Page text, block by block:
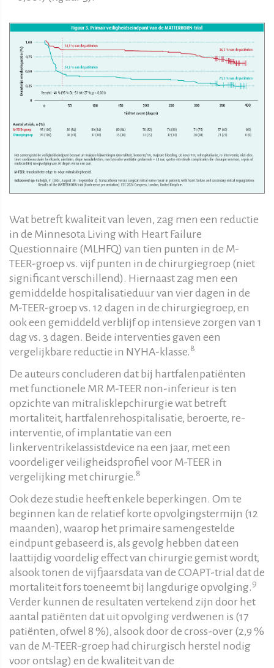
Wat betreft kwaliteit van leven, zag men een reductie
in de Minnesota Living with Heart Failure
Questionnaire (MLHFQ) van tien punten in de M-
TEER-groep vs. vijf punten in de chirurgiegroep (niet
significant verschillend). Hiernaast zag men een
gemiddelde hospitalisatieduur van vier dagen in de
M-TEER-groep vs. 12 dagen in de chirurgiegroep, en
ook een gemiddeld verblijf op intensieve zorgen van 1
dag vs. 3 dagen. Beide interventies gaven een
vergelijkbare reductie in NYHA-klasse. 8
De auteurs concluderen dat bij hartfalenpatiënten
met functionele MR M-TEER non-inferieur is ten
opzichte van mitralisklepchirurgie wat betreft
mortaliteit, hartfalenrehospitalisatie, beroerte, re-
interventie, of implantatie van een
linkerventrikelassistdevice na een jaar, met een
voordeliger veiligheidsprofiel voor M-TEER in
vergelijking met chirurgie. 8
Ook deze studie heeft enkele beperkingen. Om te
beginnen kan de relatief korte opvolgingstermijn (12
maanden), waarop het primaire samengestelde
eindpunt gebaseerd is, als gevolg hebben dat een
laattijdig voordelig effect van chirurgie gemist wordt,
alsook tonen de vijfjaarsdata van de COAPT-trial dat de
mortaliteit fors toeneemt bij langdurige opvolging. 9
Verder kunnen de resultaten vertekend zijn door het
aantal patiënten dat uit opvolging verdwenen is (17
patiënten, ofwel 8 %), alsook door de cross-over (2,9 %
van de M-TEER-groep had chirurgisch herstel nodig
voor ontslag) en de kwaliteit van de